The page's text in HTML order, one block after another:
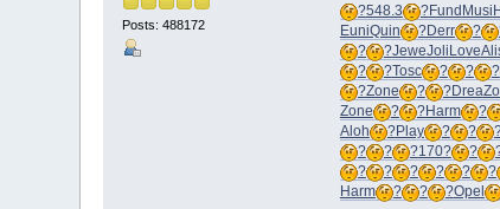
Posts: 488172
?548.3 ?FundMusi
EuniQuin ?Derr ?
?
?JeweJoliLove
?
?Tosc ? ? ?
?Zone ? ?Drea
Zone
? ?Harm ?
Aloh
?Play ? ?
?
? ?170? ?
?
? ? ? ? ?
Harm
? ? ?Opel